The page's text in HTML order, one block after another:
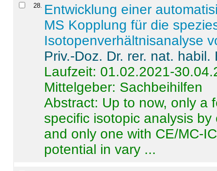
28. Entwicklung einer
MS Kopplung für die
Isotopenverhältnisanalyse
Priv.-Doz. Dr. rer. nat.
Laufzeit: 01.02.2021-
Mittelgeber: Sachbeihilfen
Abstract: Up to now, only a
specific isotopic analysis
and only one with CE/MC-
potential in vary ...